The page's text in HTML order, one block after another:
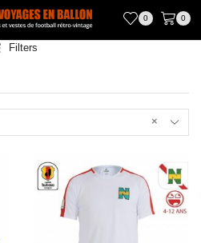
0 0
Filters
×